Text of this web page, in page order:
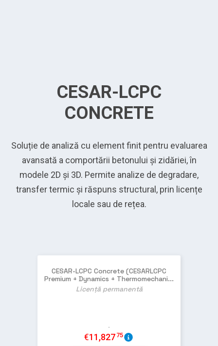
CESAR-LCPC
CONCRETE
Soluție de analiză cu element finit pentru evaluarea
avansată a comportării betonului și zidăriei, în
modele 2D și 3D. Permite analize de degradare,
transfer termic și răspuns structural, prin licențe
locale sau de rețea.
CESAR-LCPC Concrete (CESARLCPC
Premium + Dynamics + Thermomechani...
Licență permanentă
€11,827 75